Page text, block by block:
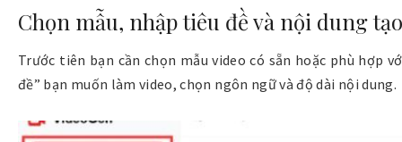
Chọn mẫu, nhập tiêu đề và nội dung
Trước tiên bạn cần chọn mẫu video có sẵn hoặc phù hợp
đề” bạn muốn làm video, chọn ngôn ngữ và độ dài nội dung.